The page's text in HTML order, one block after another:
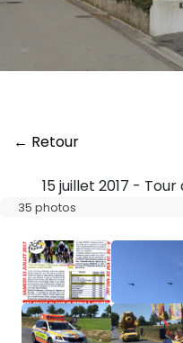
← Retour
15 juillet 2017 -
35 photos